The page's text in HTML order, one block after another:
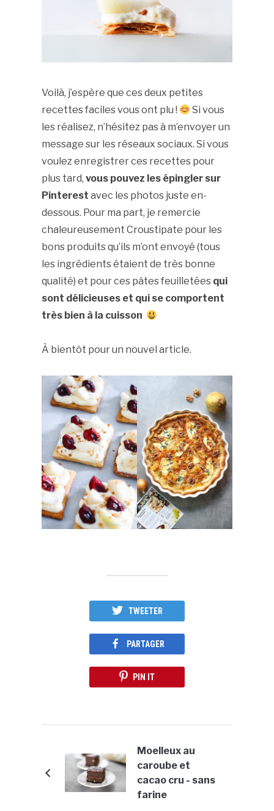
Voilà, j’espère que ces deux petites
recettes faciles vous ont plu !
Si vous
les réalisez, n’hésitez pas à m’envoyer un
message sur les réseaux sociaux. Si vous
voulez enregistrer ces recettes pour
plus tard, vous pouvez les épingler sur
Pinterest avec les photos juste en-
dessous. Pour ma part, je remercie
chaleureusement Croustipate pour les
bons produits qu’ils m’ont envoyé (tous
les ingrédients étaient de très bonne
qualité) et pour ces pâtes feuilletées qui
sont délicieuses et qui se comportent
très bien à la cuisson
À bientôt pour un nouvel article.
TWEETER
PARTAGER
PIN IT
Moelleux au
caroube et
cacao cru - sans
farine